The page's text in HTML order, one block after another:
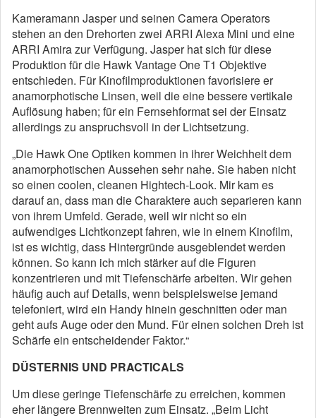
Kameramann Jasper und seinen Camera Operators
stehen an den Drehorten zwei ARRI Alexa Mini und eine
ARRI Amira zur Verfügung. Jasper hat sich für diese
Produktion für die Hawk Vantage One T1 Objektive
entschieden. Für Kinofilmproduktionen favorisiere er
anamorphotische Linsen, weil die eine bessere vertikale
Auflösung haben; für ein Fernsehformat sei der Einsatz
allerdings zu anspruchsvoll in der Lichtsetzung.
„Die Hawk One Optiken kommen in ihrer Weichheit dem
anamorphotischen Aussehen sehr nahe. Sie haben nicht
so einen coolen, cleanen Hightech-Look. Mir kam es
darauf an, dass man die Charaktere auch separieren kann
von ihrem Umfeld. Gerade, weil wir nicht so ein
aufwendiges Lichtkonzept fahren, wie in einem Kinofilm,
ist es wichtig, dass Hintergründe ausgeblendet werden
können. So kann ich mich stärker auf die Figuren
konzentrieren und mit Tiefenschärfe arbeiten. Wir gehen
häufig auch auf Details, wenn beispielsweise jemand
telefoniert, wird ein Handy hinein geschnitten oder man
geht aufs Auge oder den Mund. Für einen solchen Dreh ist
Schärfe ein entscheidender Faktor.“
DÜSTERNIS UND PRACTICALS
Um diese geringe Tiefenschärfe zu erreichen, kommen
eher längere Brennweiten zum Einsatz. „Beim Licht